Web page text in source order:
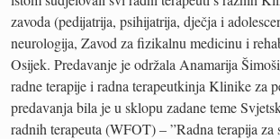
zavoda (pedijatrija, psihijatrija, dječja i
neurologija, Zavod za fizikalnu medicinu i
Osijek. Predavanje je održala Anamarija
radne terapije i radna terapeutkinja Klinike za
predavanja bila je u sklopu zadane teme
radnih terapeuta (WFOT) – ”Radna terapija za